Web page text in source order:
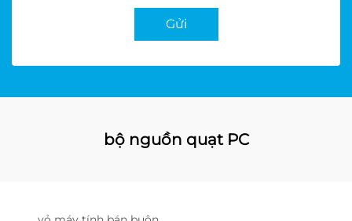
Gửi
bộ nguồn quạt PC